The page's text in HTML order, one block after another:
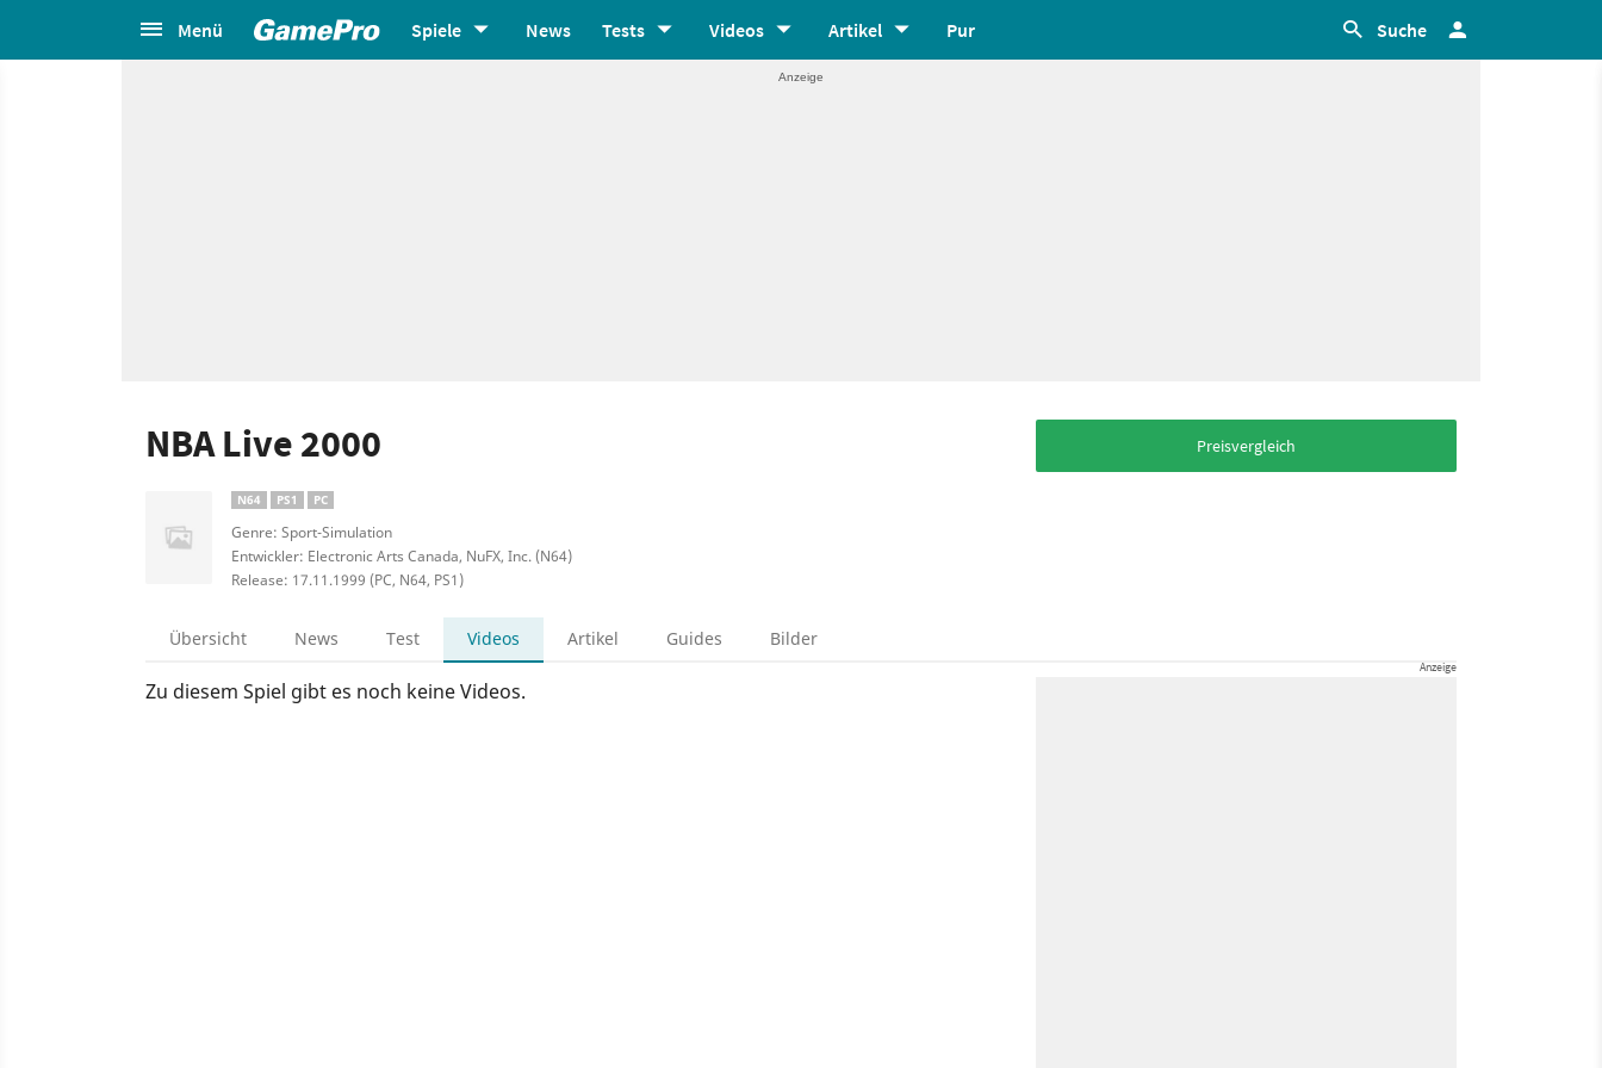
Menü Spiele News Tests Videos Artikel Pur Suche
NBA Live 2000
N64 PS1 PC
Genre: Sport-Simulation
Entwickler: Electronic Arts Canada, NuFX, Inc. (N64)
Release: 17.11.1999 (PC, N64, PS1)
Preisvergleich
Übersicht News Test Videos Artikel Guides Bilder
Zu diesem Spiel gibt es noch keine Videos.